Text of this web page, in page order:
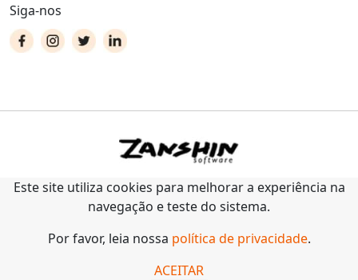
Siga-nos
Este site utiliza cookies para melhorar a experiência na
navegação e teste do sistema.
Por favor, leia nossa política de privacidade.
ACEITAR